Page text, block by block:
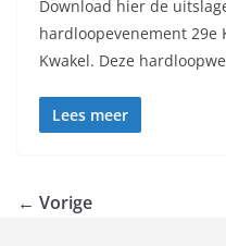
Download hier de
hardloopevenement 29e
Kwakel. Deze
Lees meer
← Vorige